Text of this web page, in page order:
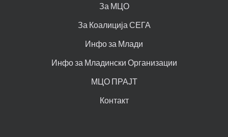
За МЦО
За Коалиција СЕГА
Инфо за Млади
Инфо за Младински Организации
МЦО ПРАЈТ
Контакт